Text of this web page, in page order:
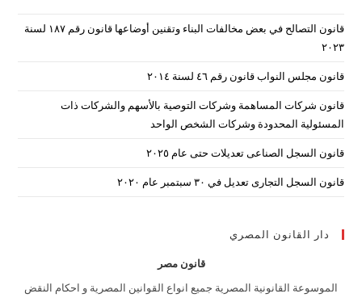
قانون التصالح في بعض مخالفات البناء وتقنين أوضاعها قانون رقم ۱۸۷ لسنة
۲۰۲۳
قانون مجلس النواب قانون رقم ٤٦ لسنة ٢٠١٤
قانون شركات المساهمة وشركات التوصية بالأسهم والشركات ذات
المسئولية المحدودة وشركات الشخص الواحد
قانون السجل الصناعى تعديلات حتى عام ٢٠٢٥
قانون السجل التجارى تعديل في ٣٠ سبتمبر عام ٢٠٢٠
دار القانون المصري
قانون مصر
الموسوعة القانونية المصرية جميع انواع القوانين المصرية و احكام النقض